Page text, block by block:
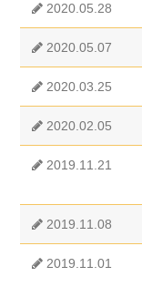
2020.05.28
2020.05.07
2020.03.25
2020.02.05
2019.11.21
2019.11.08
2019.11.01